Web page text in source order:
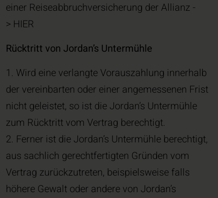
einer Reiseabbruchversicherung der Allianz -
> HIER
Rücktritt von Jordan’s Untermühle
1. Wird eine verlangte Vorauszahlung innerhalb
der vereinbarten oder einer angemessenen Frist
nicht geleistet, so ist die Jordan’s Untermühle
zum Rücktritt vom Vertrag berechtigt.
2. Ferner ist die Jordan’s Untermühle berechtigt,
aus sachlich gerechtfertigten Gründen vom
Vertrag zurückzutreten, beispielsweise falls
höhere Gewalt oder andere von Jordan’s